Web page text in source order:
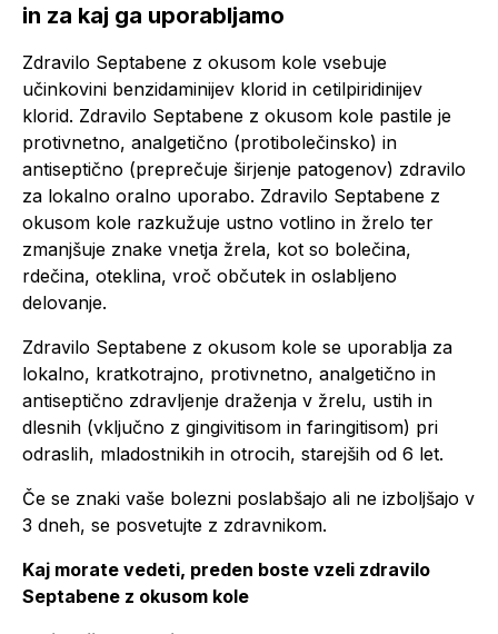
in za kaj ga uporabljamo
Zdravilo Septabene z okusom kole vsebuje
učinkovini benzidaminijev klorid in cetilpiridinijev
klorid. Zdravilo Septabene z okusom kole pastile je
protivnetno, analgetično (protibolečinsko) in
antiseptično (preprečuje širjenje patogenov) zdravilo
za lokalno oralno uporabo. Zdravilo Septabene z
okusom kole razkužuje ustno votlino in žrelo ter
zmanjšuje znake vnetja žrela, kot so bolečina,
rdečina, oteklina, vroč občutek in oslabljeno
delovanje.
Zdravilo Septabene z okusom kole se uporablja za
lokalno, kratkotrajno, protivnetno, analgetično in
antiseptično zdravljenje draženja v žrelu, ustih in
dlesnih (vključno z gingivitisom in faringitisom) pri
odraslih, mladostnikih in otrocih, starejših od 6 let.
Če se znaki vaše bolezni poslabšajo ali ne izboljšajo v
3 dneh, se posvetujte z zdravnikom.
Kaj morate vedeti, preden boste vzeli zdravilo
Septabene z okusom kole